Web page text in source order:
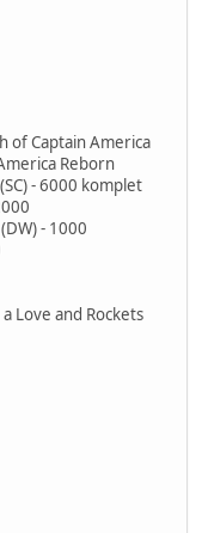
of Captain America
Reborn
- 6000 komplet
- 1000
Love and Rockets